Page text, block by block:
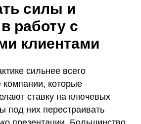
силы и
работу с
клиентами
сильнее всего
компании, которые
ставку на ключевых
под них перестраивать